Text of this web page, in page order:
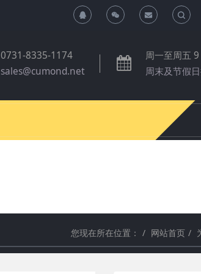
T
o
g
l
e
0731-8335-1174
sales@cumond.net
周一至周五
周末及节假
您现在所在位置： 网站首页